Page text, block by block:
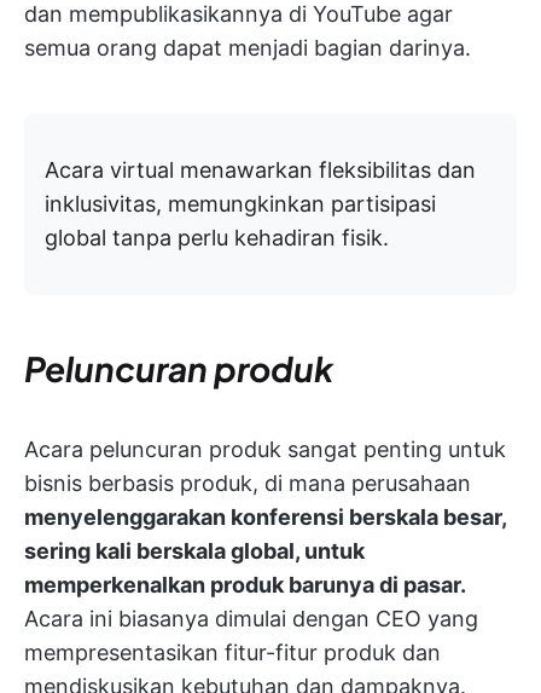
dan mempublikasikannya di YouTube agar
semua orang dapat menjadi bagian darinya.
Acara virtual menawarkan fleksibilitas dan
inklusivitas, memungkinkan partisipasi
global tanpa perlu kehadiran fisik.
Peluncuran produk
Acara peluncuran produk sangat penting untuk
bisnis berbasis produk, di mana perusahaan
menyelenggarakan konferensi berskala besar,
sering kali berskala global, untuk
memperkenalkan produk barunya di pasar.
Acara ini biasanya dimulai dengan CEO yang
mempresentasikan fitur-fitur produk dan
mendiskusikan kebutuhan dan dampaknya.